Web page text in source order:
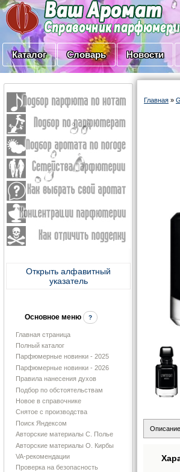
Каталог Словарь Новости
Открыть алфавитный
указатель
Основное меню ?
Главная страница
Полный каталог
Парфюмерные новинки - 2025
Парфюмерные новинки - 2026
Правила нанесения духов
Подбор по обстоятельствам
Новое в справочнике
Снятое с производства
Поиск Яндексом
Авторские материалы С. Полье
Авторские материалы О. Кирбы
VA-рекомендации
Проверка на безопасность
Главная »
Описание